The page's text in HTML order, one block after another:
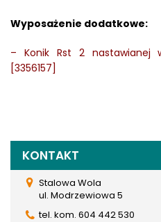
Wyposażenie dodatkowe:
– Konik Rst 2 nastawianej
[3356157]
KONTAKT
Stalowa Wola
ul. Modrzewiowa 5
tel. kom. 604 442 530